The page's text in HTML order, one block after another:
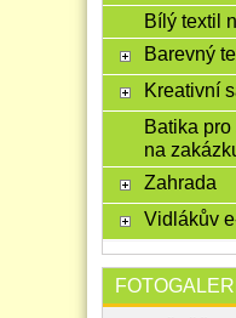
Bílý textil
Barevný
Kreativní
Batika
na
Zahrada
Vidlákův